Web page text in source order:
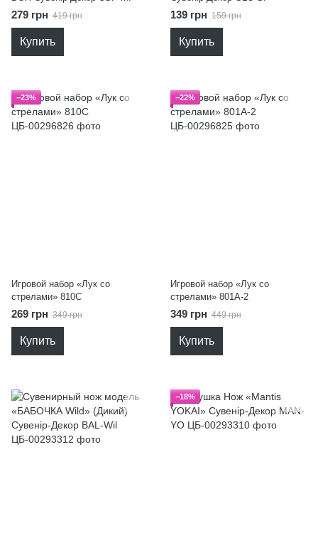
279 грн 419 грн
Купить
139 грн 159 грн
Купить
−23%
Игровой набор «Лук со
стрелами» 810C
269 грн 349 грн
Купить
−22%
Игровой набор «Лук со
стрелами» 801A-2
349 грн 449 грн
Купить
−18%